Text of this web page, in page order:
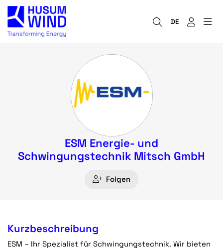
DE
ESM Energie- und
Schwingungstechnik Mitsch GmbH
Folgen
Kurzbeschreibung
ESM – Ihr Spezialist für Schwingungstechnik. Wir bieten